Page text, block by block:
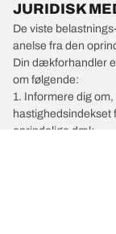
JURIDISK
De viste
anelse fra den
Din dækforhandler
om følgende:
1. Informere dig
hastighedsindekset
oprindelige dæk.